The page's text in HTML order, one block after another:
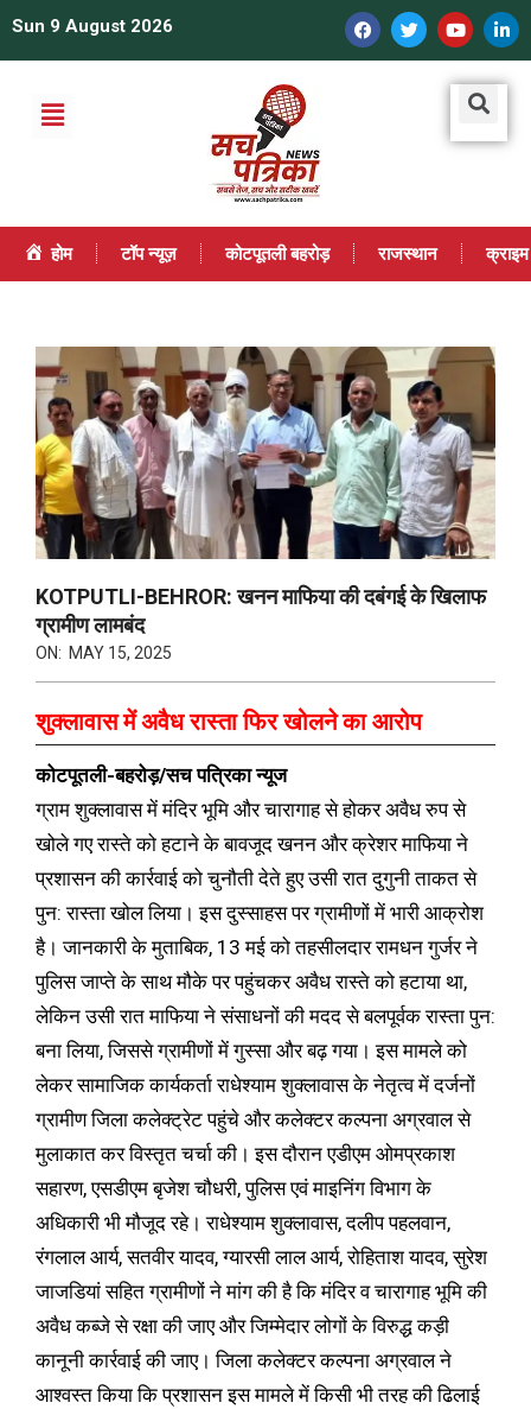
Sun 9 August 2026
होम टॉप न्यूज़ कोटपूतली बहरोड़ राजस्थान क्राइम
KOTPUTLI-BEHROR: खनन माफिया की दबंगई के खिलाफ
ग्रामीण लामबंद
ON: MAY 15, 2025
शुक्लावास में अवैध रास्ता फिर खोलने का आरोप
कोटपूतली-बहरोड़/सच पत्रिका न्यूज
ग्राम शुक्लावास में मंदिर भूमि और चारागाह से होकर अवैध रुप से
खोले गए रास्ते को हटाने के बावजूद खनन और क्रेशर माफिया ने
प्रशासन की कार्रवाई को चुनौती देते हुए उसी रात दुगुनी ताकत से
पुन: रास्ता खोल लिया। इस दुस्साहस पर ग्रामीणों में भारी आक्रोश
है। जानकारी के मुताबिक, 13 मई को तहसीलदार रामधन गुर्जर ने
पुलिस जाप्ते के साथ मौके पर पहुंचकर अवैध रास्ते को हटाया था,
लेकिन उसी रात माफिया ने संसाधनों की मदद से बलपूर्वक रास्ता पुन:
बना लिया, जिससे ग्रामीणों में गुस्सा और बढ़ गया। इस मामले को
लेकर सामाजिक कार्यकर्ता राधेश्याम शुक्लावास के नेतृत्व में दर्जनों
ग्रामीण जिला कलेक्ट्रेट पहुंचे और कलेक्टर कल्पना अग्रवाल से
मुलाकात कर विस्तृत चर्चा की। इस दौरान एडीएम ओमप्रकाश
सहारण, एसडीएम बृजेश चौधरी, पुलिस एवं माइनिंग विभाग के
अधिकारी भी मौजूद रहे। राधेश्याम शुक्लावास, दलीप पहलवान,
रंगलाल आर्य, सतवीर यादव, ग्यारसी लाल आर्य, रोहिताश यादव, सुरेश
जाजडियां सहित ग्रामीणों ने मांग की है कि मंदिर व चारागाह भूमि की
अवैध कब्जे से रक्षा की जाए और जिम्मेदार लोगों के विरुद्ध कड़ी
कानूनी कार्रवाई की जाए। जिला कलेक्टर कल्पना अग्रवाल ने
आश्वस्त किया कि प्रशासन इस मामले में किसी भी तरह की ढिलाई